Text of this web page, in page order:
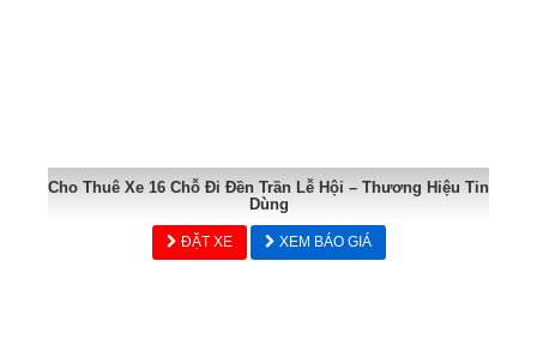
Cho Thuê Xe 16 Chỗ Đi Đền Trần Lễ Hội – Thương Hiệu Tin
Dùng
ĐẶT XE XEM BÁO GIÁ